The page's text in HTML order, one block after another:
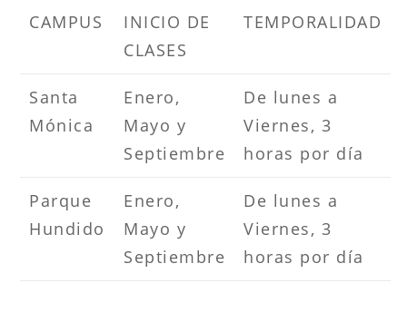
CAMPUS
INICIO DE
CLASES
TEMPORALIDAD
Santa
Mónica
Enero,
Mayo y
Septiembre
De lunes a
Viernes, 3
horas por día
Parque
Hundido
Enero,
Mayo y
Septiembre
De lunes a
Viernes, 3
horas por día